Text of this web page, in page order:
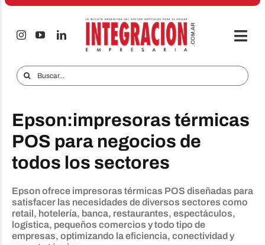
Saltar
Audio & TV
iTECNO
Celulares
Informes Especiales
Anuncie
Buscar:
Epson:impresoras térmicas
POS para negocios de
todos los sectores
Epson ofrece impresoras térmicas POS diseñadas para
satisfacer las necesidades de diversos sectores como
retail, hotelería, banca, restaurantes, espectáculos,
logística, pequeños comercios y todo tipo de
empresas, optimizando la eficiencia, conectividad y